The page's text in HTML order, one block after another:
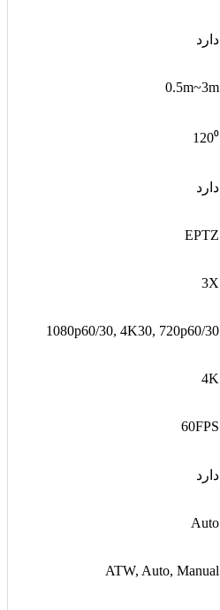
دارد
0.5m~3m
120⁰
دارد
EPTZ
3X
1080p60/30, 4K30, 720p60/30
4K
60FPS
دارد
Auto
ATW, Auto, Manual